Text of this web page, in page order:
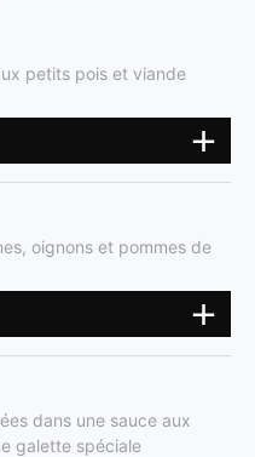
petits pois et viande
oignons et pommes de
dans une sauce aux
galette spéciale